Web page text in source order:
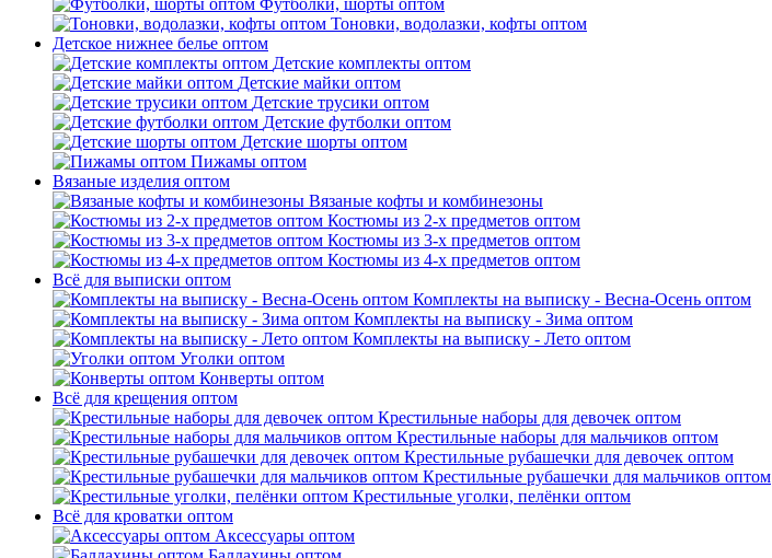
Футболки, шорты оптом
Тоновки, водолазки, кофты оптом
Детское нижнее белье оптом
Детские комплекты оптом
Детские майки оптом
Детские трусики оптом
Детские футболки оптом
Детские шорты оптом
Пижамы оптом
Вязаные изделия оптом
Вязаные кофты и комбинезоны
Костюмы из 2-х предметов оптом
Костюмы из 3-х предметов оптом
Костюмы из 4-х предметов оптом
Всё для выписки оптом
Комплекты на выписку - Весна-Осень оптом
Комплекты на выписку - Зима оптом
Комплекты на выписку - Лето оптом
Уголки оптом
Конверты оптом
Всё для крещения оптом
Крестильные наборы для девочек оптом
Крестильные наборы для мальчиков оптом
Крестильные рубашечки для девочек оптом
Крестильные рубашечки для мальчиков оптом
Крестильные уголки, пелёнки оптом
Всё для кроватки оптом
Аксессуары оптом